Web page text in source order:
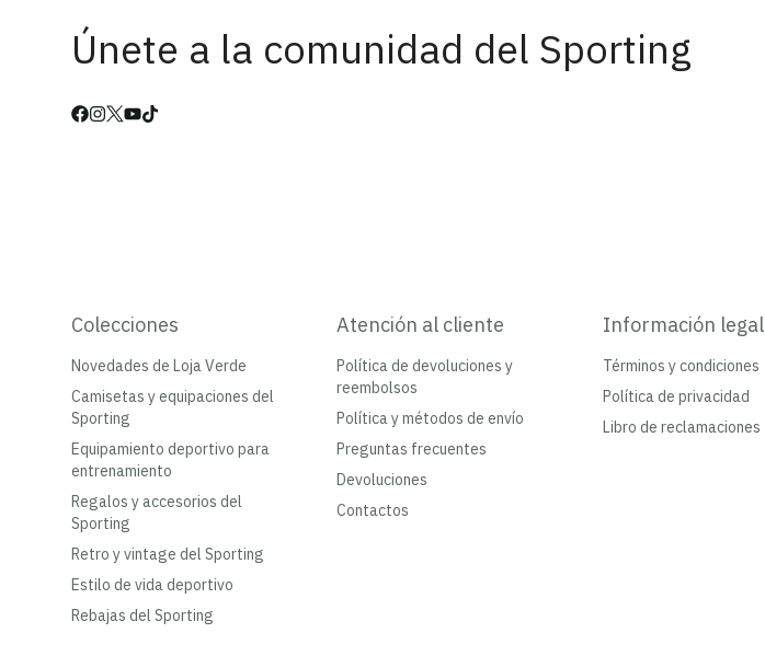
Únete a la comunidad del Sporting
Colecciones
Novedades de Loja Verde
Camisetas y equipaciones del
Sporting
Equipamiento deportivo para
entrenamiento
Regalos y accesorios del
Sporting
Retro y vintage del Sporting
Estilo de vida deportivo
Rebajas del Sporting
Atención al cliente
Política de devoluciones y
reembolsos
Política y métodos de envío
Preguntas frecuentes
Devoluciones
Contactos
Información legal
Términos y condiciones
Política de privacidad
Libro de reclamaciones